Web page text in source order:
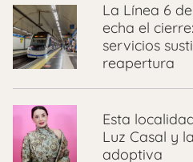
La Línea 6
echa el
servicios
reapertura
Esta
Luz Casal y
adoptiva